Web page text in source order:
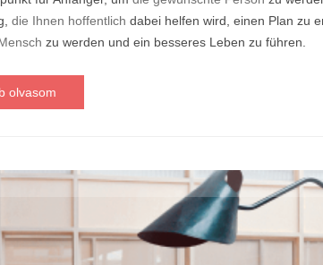
die Ihnen hoffentlich dabei helfen wird, einen Plan zu
zu werden und ein besseres Leben zu führen.
olvasom